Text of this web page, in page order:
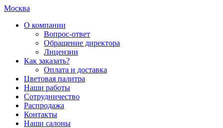
Москва
О компании
Вопрос-ответ
Обращение директора
Лицензии
Как заказать?
Оплата и доставка
Цветовая палитра
Наши работы
Сотрудничество
Распродажа
Контакты
Наши салоны